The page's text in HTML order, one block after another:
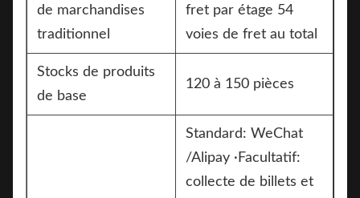
de marchandises
traditionnel
fret par étage 54
voies de fret au total
Stocks de produits
de base
120 à 150 pièces
Standard: WeChat
/Alipay ·Facultatif:
collecte de billets et